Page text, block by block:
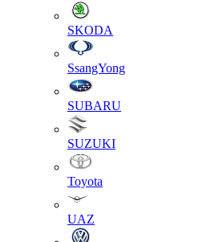
SKODA
SsangYong
SUBARU
SUZUKI
Toyota
UAZ